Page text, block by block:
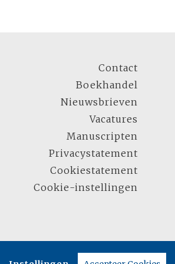
Contact
Boekhandel
Nieuwsbrieven
Vacatures
Manuscripten
Privacystatement
Cookiestatement
Cookie-instellingen